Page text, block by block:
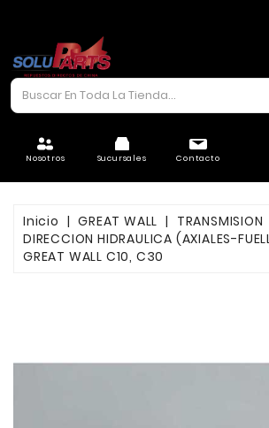
Nosotros Sucursales Contacto
CARROCERÍA
ELÉCTRICO
FRENOS
LUBRICANTES
Inicio GREAT WALL TRANSMISION
DIRECCION HIDRAULICA (AXIALES-
GREAT WALL C10, C30